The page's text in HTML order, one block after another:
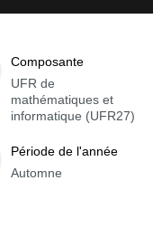
Composante
UFR de
mathématiques et
informatique (UFR27)
Période de l'année
Automne